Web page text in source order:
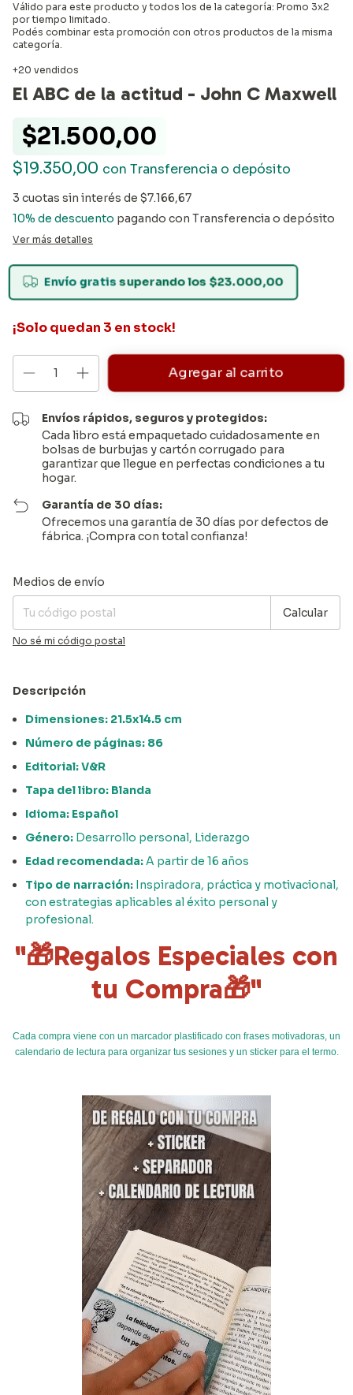
Válido para este producto y todos los de la categoría: Promo 3x2
por tiempo limitado.
Podés combinar esta promoción con otros productos de la misma
categoría.
+20 vendidos
El ABC de la actitud - John C Maxwell
$21.500,00
$19.350,00 con Transferencia o depósito
3 cuotas sin interés de $7.166,67
10% de descuento pagando con Transferencia o depósito
Ver más detalles
Envío gratissuperando los$23.000,00
¡Solo quedan 3 en stock!
Envíos rápidos, seguros y protegidos:
Cada libro está empaquetado cuidadosamente en
bolsas de burbujas y cartón corrugado para
garantizar que llegue en perfectas condiciones a tu
hogar.
Garantía de 30 días:
Ofrecemos una garantía de 30 días por defectos de
fábrica. ¡Compra con total confianza!
Entregas para el CP:
Medios de envío
Calcular
No sé mi código postal
Descripción
Dimensiones: 21.5x14.5 cm
Número de páginas: 86
Editorial: V&R
Tapa del libro: Blanda
Idioma: Español
Género: Desarrollo personal, Liderazgo
Edad recomendada:A partir de 16 años
Tipo de narración: Inspiradora, práctica y motivacional,
con estrategias aplicables al éxito personal y
profesional.
"🎁Regalos Especiales con
tu Compra🎁"
Cada compra viene con un marcador plastificado con frases motivadoras, un
calendario de lectura para organizar tus sesiones y un sticker para el termo.